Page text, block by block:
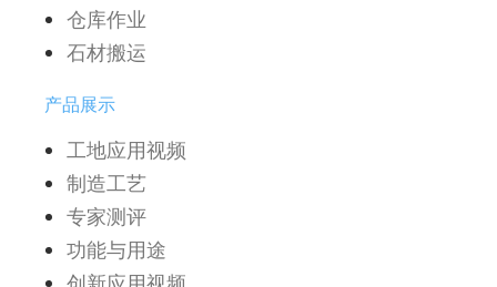
仓库作业
石材搬运
产品展示
工地应用视频
制造工艺
专家测评
功能与用途